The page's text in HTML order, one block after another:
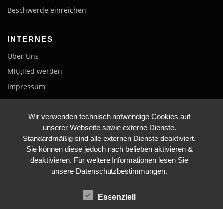
Beschwerde einreichen
INTERNES
Über Uns
Mitglied werden
Impressum
Datenschutzerklärung
Wir verwenden technisch notwendige Cookies auf
unserer Webseite sowie externe Dienste.
Standardmäßig sind alle externen Dienste deaktiviert.
Sie können diese jedoch nach belieben aktivieren &
deaktivieren. Für weitere Informationen lesen Sie
unsere Datenschutzbestimmungen.
Essenziell